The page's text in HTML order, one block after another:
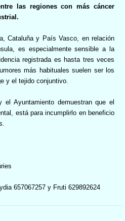
las regiones con más cáncer
Cataluña y País Vasco, en relación
es especialmente sensible a la
registrada es hasta tres veces
más habituales suelen ser los
y el tejido conjuntivo.
Ayuntamiento demuestran que el
está para incumplirlo en beneficio
657067257 y Fruti 629892624